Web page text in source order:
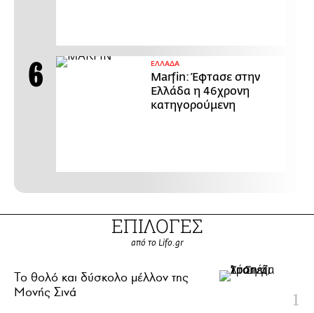
ΕΛΛΑΔΑ
Marfin: Έφτασε στην
Ελλάδα η 46χρονη
κατηγορούμενη
ΕΠΙΛΟΓΕΣ
από το Lifo.gr
Το θολό και δύσκολο μέλλον της
Μονής Σινά